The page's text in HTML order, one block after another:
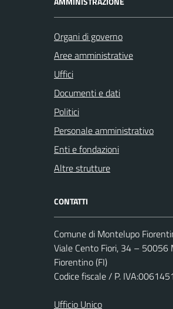
Organi di governo
Aree amministrative
Uffici
Documenti e dati
Politici
Personale amministrativo
Enti e fondazioni
Altre strutture
CONTATTI
Comune di Montelupo
Viale Cento Fiori, 34 – 50056
Fiorentino (FI)
Codice fiscale / P.
Ufficio Unico